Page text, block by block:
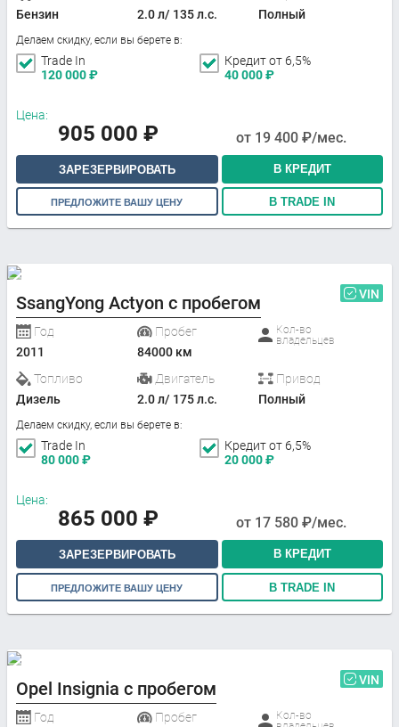
Бензин
2.0 л/ 135 л.с.
Полный
Делаем скидку, если вы берете в:
Trade In
120 000₽
Кредит от 6,5%
40 000₽
Цена:
905 000 ₽ от 19 400 ₽/мес.
ЗАРЕЗЕРВИРОВАТЬ В КРЕДИТ
ПРЕДЛОЖИТЕ ВАШУ ЦЕНУ В TRADE IN
SsangYong Actyon с пробегом VIN
Год
2011
Пробег
84000 км
Кол-во
владельцев
Топливо
Дизель
Двигатель
2.0 л/ 175 л.с.
Привод
Полный
Делаем скидку, если вы берете в:
Trade In
80 000₽
Кредит от 6,5%
20 000₽
Цена:
865 000 ₽ от 17 580 ₽/мес.
ЗАРЕЗЕРВИРОВАТЬ В КРЕДИТ
ПРЕДЛОЖИТЕ ВАШУ ЦЕНУ В TRADE IN
Opel Insignia с пробегом VIN
Год Пробег
Кол-во